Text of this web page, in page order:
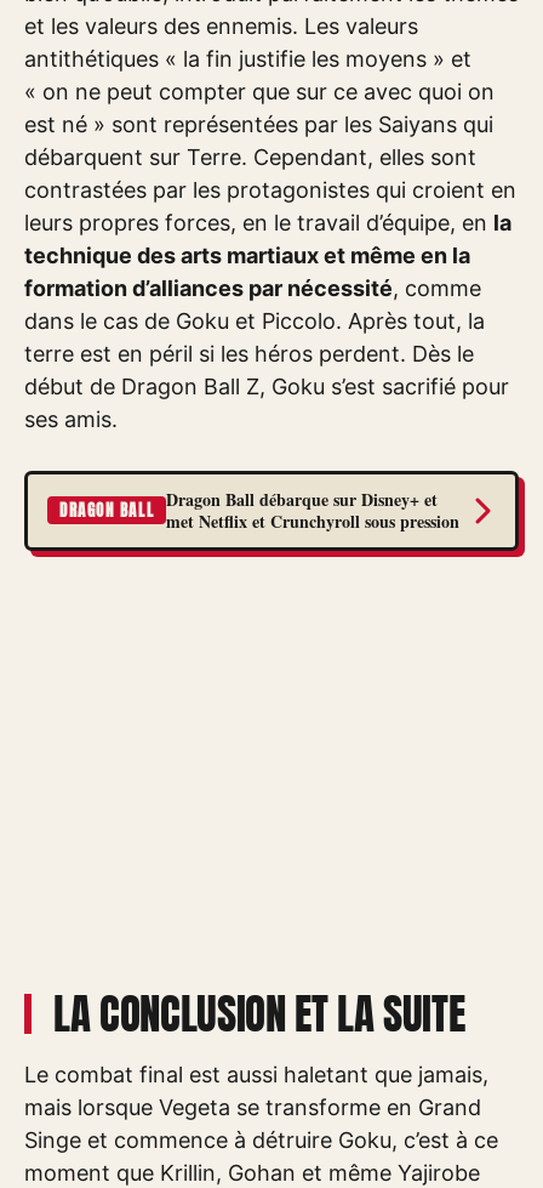
et les valeurs des ennemis. Les valeurs
antithétiques « la fin justifie les moyens » et
« on ne peut compter que sur ce avec quoi on
est né » sont représentées par les Saiyans qui
débarquent sur Terre. Cependant, elles sont
contrastées par les protagonistes qui croient en
leurs propres forces, en le travail d’équipe, en la
technique des arts martiaux et même en la
formation d’alliances par nécessité, comme
dans le cas de Goku et Piccolo. Après tout, la
terre est en péril si les héros perdent. Dès le
début de Dragon Ball Z, Goku s’est sacrifié pour
ses amis.
DRAGON BALL Dragon Ball débarque sur Disney+ et
met Netflix et Crunchyroll sous pression
LA CONCLUSION ET LA SUITE
Le combat final est aussi haletant que jamais,
mais lorsque Vegeta se transforme en Grand
Singe et commence à détruire Goku, c’est à ce
moment que Krillin, Gohan et même Yajirobe